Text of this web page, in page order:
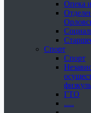
Опека
Спорт
Спорт
ГТО
.....